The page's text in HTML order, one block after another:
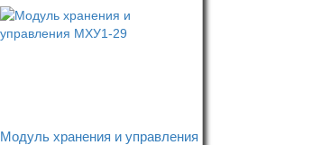
Модуль хранения и управления